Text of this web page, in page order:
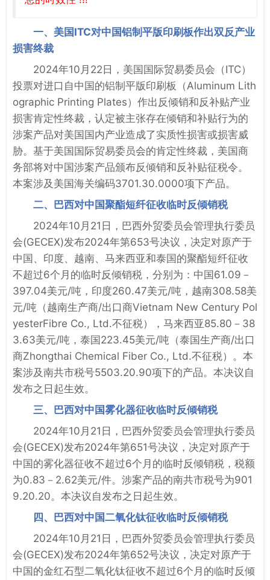
一、美国ITC对中国铝制平版印刷板作出双反产业
损害终裁
2024年10月22日，美国国际贸易委员会（ITC）
投票对进口自中国的铝制平版印刷板（Aluminum Lith
ographic Printing Plates）作出反倾销和反补贴产业
损害肯定性终裁，认定被主张存在倾销和补贴行为的
涉案产品对美国国内产业造成了实质性损害或损害威
胁。基于美国国际贸易委员会的肯定性终裁，美国商
务部将对中国涉案产品颁布反倾销和反补贴征税令。
本案涉及美国海关编码3701.30.0000项下产品。
二、巴西对中国聚酯短纤征收临时反倾销税
2024年10月21日，巴西外贸委员会管理执行委员
会(GECEX)发布2024年第653号决议，决定对原产于
中国、印度、越南、马来西亚和泰国的聚酯短纤征收
不超过6个月的临时反倾销税，分别为：中国61.09－
397.04美元/吨，印度260.47美元/吨，越南308.58美
元/吨（越南生产商/出口商Vietnam New Century Pol
yesterFibre Co., Ltd.不征税），马来西亚85.80－38
3.63美元/吨，泰国223.45美元/吨（泰国生产商/出口
商Zhongthai Chemical Fiber Co., Ltd.不征税）。本
案涉及南共市税号5503.20.90项下的产品。本决议自
发布之日起生效。
三、巴西对中国雾化器征收临时反倾销税
2024年10月21日，巴西外贸委员会管理执行委员
会(GECEX)发布2024年第651号决议，决定对原产于
中国的雾化器征收不超过6个月的临时反倾销税，税额
为0.83－2.62美元/件。涉案产品的南共市税号为901
9.20.20。本决议自发布之日起生效。
四、巴西对中国二氧化钛征收临时反倾销税
2024年10月21日，巴西外贸委员会管理执行委员
会(GECEX)发布2024年第652号决议，决定对原产于
中国的金红石型二氧化钛征收不超过6个月的临时反倾